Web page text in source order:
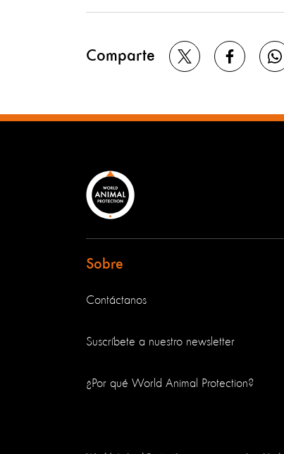
Comparte
Sobre
Contáctanos
Suscríbete a nuestro newsletter
¿Por qué World Animal Protection?